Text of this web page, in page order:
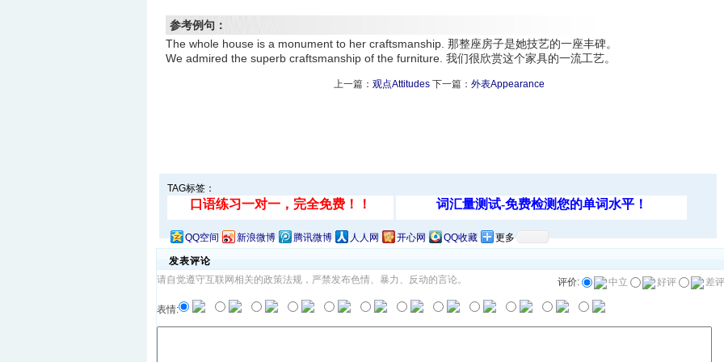
参考例句：
The whole house is a monument to her craftsmanship. 那整座房子是她技艺的一座丰碑。
We admired the superb craftsmanship of the furniture. 我们很欣赏这个家具的一流工艺。
上一篇： 观点Attitudes下一篇： 外表Appearance
TAG标签：
QQ空间 新浪微博 腾讯微博 人人网 开心网 QQ收藏 更多
发表评论
请自觉遵守互联网相关的政策法规，严禁发布色情、暴力、反动的言论。
评价: 中立 好评 差
表情: